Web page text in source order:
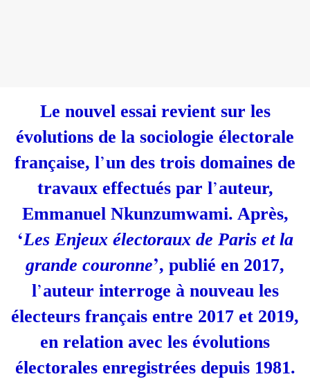
Le nouvel essai revient sur les
évolutions de la sociologie électorale
française, l’un des trois domaines de
travaux effectués par l’auteur,
Emmanuel Nkunzumwami. Après,
‘Les Enjeux électoraux de Paris et la
grande couronne’, publié en 2017,
l’auteur interroge à nouveau les
électeurs français entre 2017 et 2019,
en relation avec les évolutions
électorales enregistrées depuis 1981.